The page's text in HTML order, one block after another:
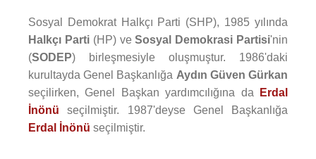
Sosyal Demokrat Halkçı Parti (SHP), 1985 yılında
Halkçı Parti(HP) veSosyal Demokrasi Partisi'nin
(SODEP) birleşmesiyle oluşmuştur. 1986'daki
kurultayda Genel Başkanlığa Aydın Güven Gürkan
seçilirken, Genel Başkan yardımcılığına da
Erdal
İnönü seçilmiştir. 1987'deyse Genel Başkanlığa
Erdal İnönü seçilmiştir.